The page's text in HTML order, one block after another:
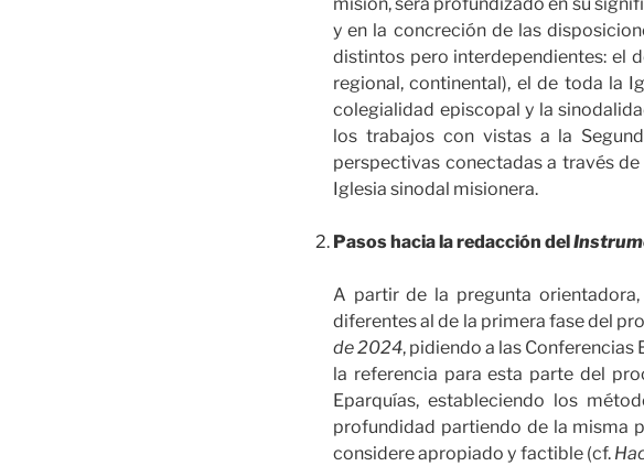
y en la concreción de las
distintos pero interdependientes: el
regional, continental), el de toda la
colegialidad episcopal y la
los trabajos con vistas a la
perspectivas conectadas a través
Iglesia sinodal misionera.
Pasos hacia la redacción del
A partir de la pregunta
diferentes al de la primera fase del
de 2024, pidiendo a las Conferencias
la referencia para esta parte del
Eparquías, estableciendo los
profundidad partiendo de la misma
considere apropiado y factible (cf.